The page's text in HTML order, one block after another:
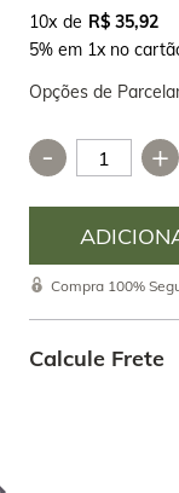
10x
R$ 35,92
5% em 1x no
Opções de
- +
Compra 100%
Calcule Frete